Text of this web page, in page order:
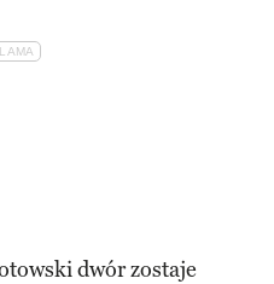
dwór zostaje